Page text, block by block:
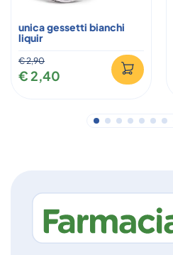
unica gessetti bianchi
liquir
€ 2,90
€ 2,40